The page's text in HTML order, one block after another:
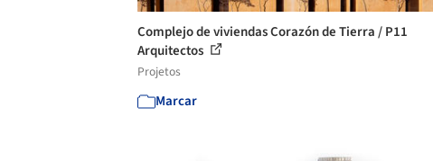
Complejo de viviendas Corazón de Tierra / P11
Arquitectos
Projetos
Marcar